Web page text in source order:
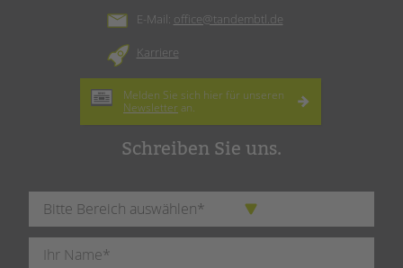
E-Mail: office@tandembtl.de
Karriere
Melden Sie sich hier für unseren
Newsletter an.
Schreiben Sie uns.